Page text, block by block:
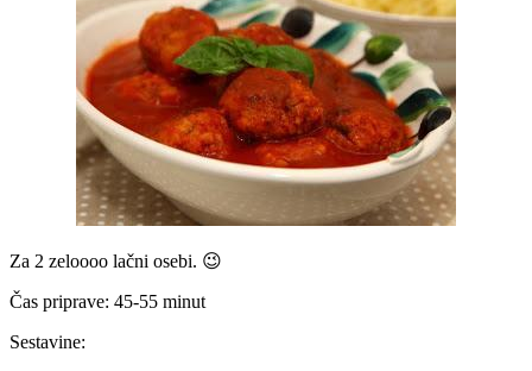
Za 2 zeloooo lačni osebi. 😉
Čas priprave: 45-55 minut
Sestavine: